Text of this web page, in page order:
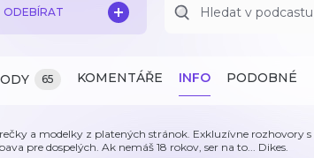
ODEBÍRAT
65 KOMENTÁŘE INFO PODOBNÉ
a modelky z platených stránok. Exkluzívne rozhovory
pre dospelých. Ak nemáš 18 rokov, ser na to... Dikes.